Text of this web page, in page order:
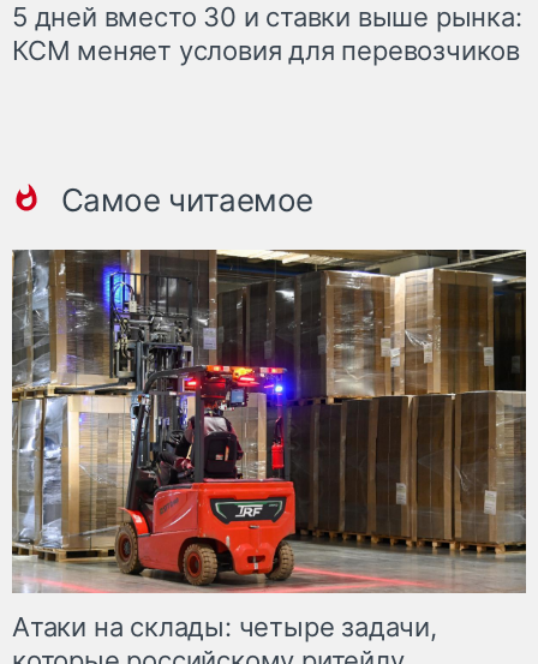
5 дней вместо 30 и ставки выше рынка:
КСМ меняет условия для перевозчиков
Самое читаемое
Атаки на склады: четыре задачи,